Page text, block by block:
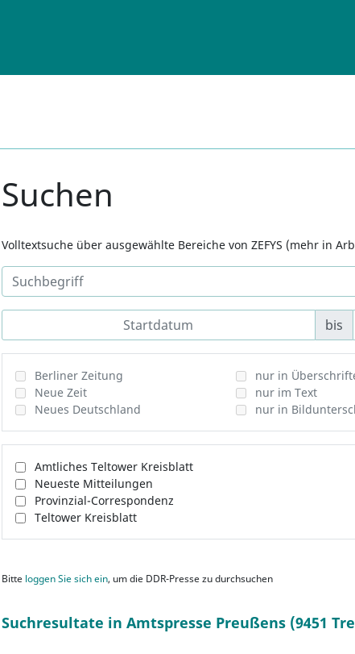
Suchen
Volltextsuche über ausgewählte Bereiche von ZEFYS (mehr in
bis
Berliner Zeitung
Neue Zeit
Neues Deutschland
nur in
nur im Text
nur in
Amtliches Teltower Kreisblatt
Neueste Mitteilungen
Provinzial-Correspondenz
Teltower Kreisblatt
Bitte loggen Sie sich ein, um die DDR-Presse zu durchsuchen
Suchresultate in Amtspresse Preußens (9451